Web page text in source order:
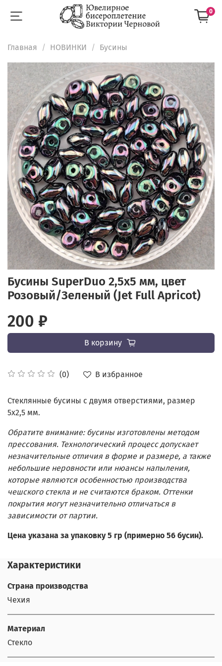
0
Главная НОВИНКИ Бусины
Бусины SuperDuo 2,5x5 мм, цвет
Розовый/Зеленый (Jet Full Apricot)
(0) В избранное
200 ₽
В корзину
Стеклянные бусины с двумя отверстиями, размер
5x2,5 мм.
Обратите внимание: бусины изготовлены методом
прессования. Технологический процесс допускает
незначительные отличия в форме и размере, а также
небольшие неровности или нюансы напыления,
которые являются особенностью производства
чешского стекла и не считаются браком. Оттенки
покрытия могут незначительно отличаться в
зависимости от партии.
Цена указана за упаковку 5 гр (примерно 56 бусин).
Характеристики
Страна производства
Чехия
Материал
Стекло